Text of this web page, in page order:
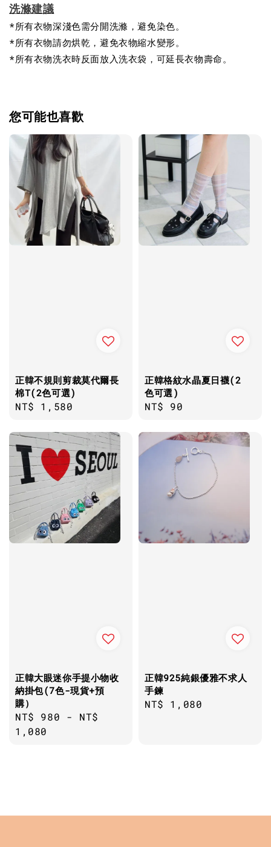
洗滌建議
*所有衣物深淺色需分開洗滌，避免染色。
*所有衣物請勿烘乾，避免衣物縮水變形。
*所有衣物洗衣時反面放入洗衣袋，可延長衣物壽命。
您可能也喜歡
正韓不規則剪裁莫代爾長
棉T(2色可選)
Regular
NT$ 1,580
正韓格紋水晶夏日襪(2
色可選)
Regular
NT$ 90
正韓大眼迷你手提小物收
納掛包(7色-現貨+預
購）
Regular
price
NT$ 980 - NT$
1,080
正韓925純銀優雅不求人
手鍊
Regular
NT$ 1,080